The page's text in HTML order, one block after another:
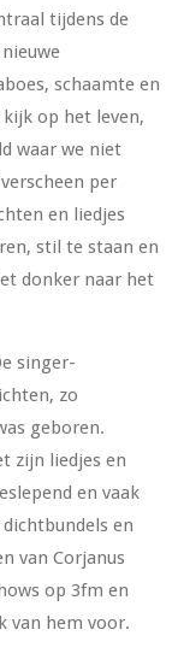
tijdens de
schaamte en
op het leven,
waar we niet
per
en liedjes
stil te staan en
donker naar het
singer-
zo
geboren.
zijn liedjes en
en vaak
en
van Corjanus
op 3fm en
van hem voor.